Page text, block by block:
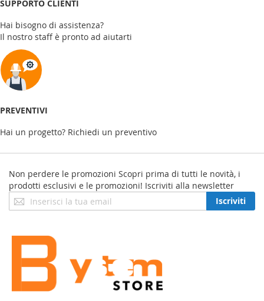
SUPPORTO CLIENTI
Hai bisogno di assistenza?
Il nostro staff è pronto ad aiutarti
PREVENTIVI
Hai un progetto? Richiedi un preventivo
Non perdere le promozioni Scopri prima di tutti le novità, i
prodotti esclusivi e le promozioni! Iscriviti alla newsletter
Iscriviti
alla
Iscriviti